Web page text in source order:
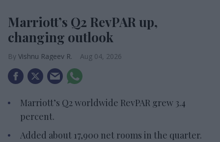
Marriott’s Q2 RevPAR up,
changing outlook
Vishnu Rageev R. Aug 04, 2026
Marriott’s Q2 worldwide RevPAR grew 3.4
percent.
Added about 17,900 net rooms in the quarter.